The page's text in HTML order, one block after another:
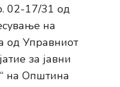
02-17/31 од
на
од Управниот
за јавни
на Општина